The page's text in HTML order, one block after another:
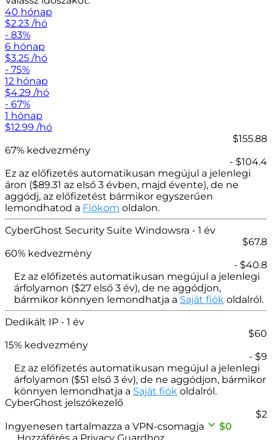
40 hónap
$2.23 /hó
- 83%
6 hónap
$3.25 /hó
- 75%
12 hónap
$4.29 /hó
- 67%
1 hónap
$12.99 /hó
$155.88
67% kedvezmény
- $104.4
Ez az előfizetés automatikusan megújul a jelenlegi
áron ($89.31 az első 3 évben, majd évente), de ne
aggódj, az előfizetést bármikor egyszerűen
lemondhatod a Fiókom oldalon.
CyberGhost Security Suite Windowsra - 1 év
$67.8
60% kedvezmény
- $40.8
Ez az előfizetés automatikusan megújul a jelenlegi
árfolyamon ($27 első 3 év), de ne aggódjon,
bármikor könnyen lemondhatja a Saját fiók oldalról.
Dedikált IP - 1 év
$60
15% kedvezmény
- $9
Ez az előfizetés automatikusan megújul a jelenlegi
árfolyamon ($51 első 3 év), de ne aggódjon, bármikor
könnyen lemondhatja a Saját fiók oldalról.
CyberGhost jelszókezelő
$2
Ingyenesen tartalmazza a VPN-csomagja
$0